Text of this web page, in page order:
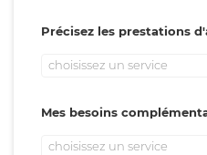
Précisez les prestations
choisissez un service
Mes besoins
choisissez un service